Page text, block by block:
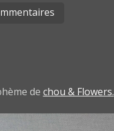
de chou & Flowers.